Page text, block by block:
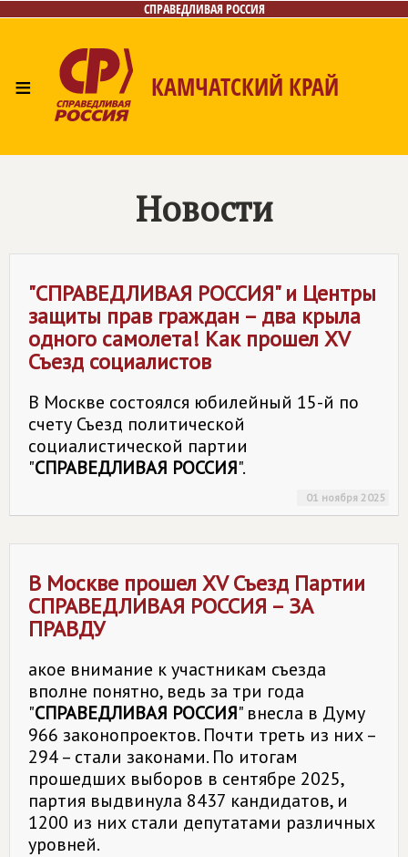
СПРАВЕДЛИВАЯ РОССИЯ
≡ КАМЧАТСКИЙ КРАЙ
Новости
"СПРАВЕДЛИВАЯ РОССИЯ" и Центры
защиты прав граждан – два крыла
одного самолета! Как прошел XV
Съезд социалистов
В Москве состоялся юбилейный 15-й по
счету Съезд политической
социалистической партии
"СПРАВЕДЛИВАЯ РОССИЯ".
01 ноября 2025
В Москве прошел XV Съезд Партии
СПРАВЕДЛИВАЯ РОССИЯ – ЗА
ПРАВДУ
акое внимание к участникам съезда
вполне понятно, ведь за три года
"СПРАВЕДЛИВАЯ РОССИЯ" внесла в Думу
966 законопроектов. Почти треть из них –
294 – стали законами. По итогам
прошедших выборов в сентябре 2025,
партия выдвинула 8437 кандидатов, и
1200 из них стали депутатами различных
уровней.